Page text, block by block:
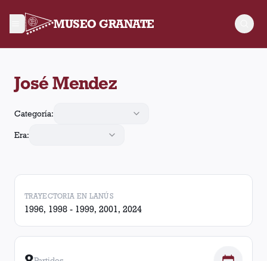
MUSEO GRANATE
José Mendez
Categoría:
Era:
TRAYECTORIA EN LANÚS
1996, 1998 - 1999, 2001, 2024